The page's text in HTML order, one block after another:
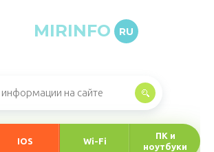
MIRINFO RU
IOS Wi-Fi
ПК и
ноутбуки